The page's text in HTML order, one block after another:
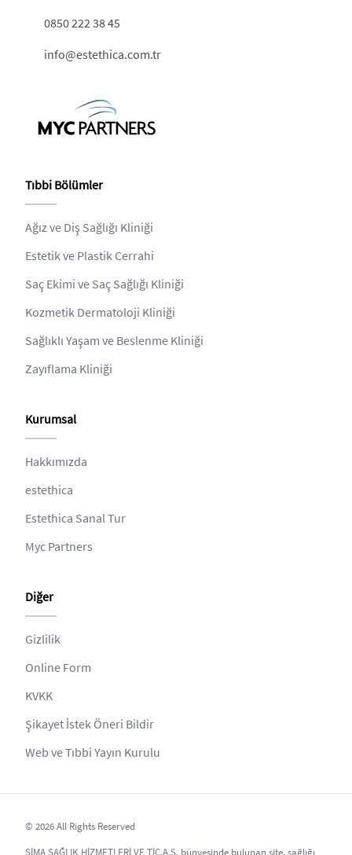
0850 222 38 45
info@estethica.com.tr
Tıbbi Bölümler
Ağız ve Diş Sağlığı Kliniği
Estetik ve Plastik Cerrahi
Saç Ekimi ve Saç Sağlığı Kliniği
Kozmetik Dermatoloji Kliniği
Sağlıklı Yaşam ve Beslenme Kliniği
Zayıflama Kliniği
Kurumsal
Hakkımızda
estethica
Estethica Sanal Tur
Myc Partners
Diğer
Gizlilik
Online Form
KVKK
Şikayet İstek Öneri Bildir
Web ve Tıbbi Yayın Kurulu
© 2026 All Rights Reserved